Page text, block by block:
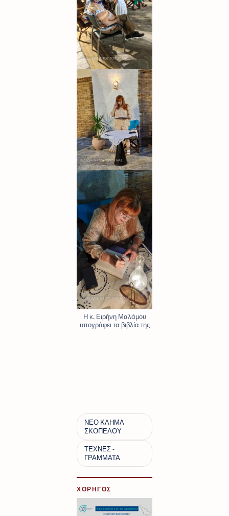
Η κ. Ειρήνη Μαλάμου
υπογράφει τα βιβλία της
ΧΟΡΗΓΟΣ